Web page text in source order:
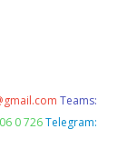
Teams:
0 726 Telegram: